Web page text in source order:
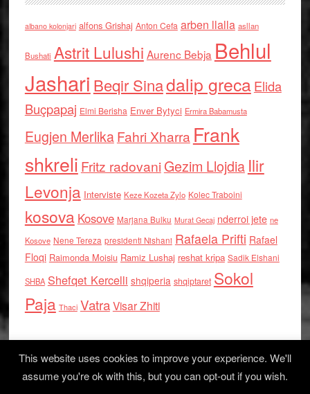
albano kolonjari alfons Grishaj Anton Cefa arben llalla asllan
Bushati Astrit Lulushi Aurenc Bebja Behlul
Jashari Beqir Sinadalip grecaElida
Buçpapaj Elmi Berisha Enver Bytyci Ermira Babamusta
Eugjen MerlikaFahri Xharra Frank
shkreli Fritz radovaniGezim Llojdia Ilir
Levonja Interviste Keze Kozeta Zylo Kolec Traboini
kosova Kosove Marjana Bulku Murat Gecaj nderroi jete ne
Kosove Nene Tereza presidenti Nishani Rafaela Prifti Rafael
Floqi Raimonda Moisiu Ramiz Lushaj reshat kripa Sadik Elshani
SHBA Shefqet Kercelli shqiperia shqiptaret Sokol
Paja Thaci VatraVisar Zhiti
This website uses cookies to improve your experience. We'll
assume you're ok with this, but you can opt-out if you wish.